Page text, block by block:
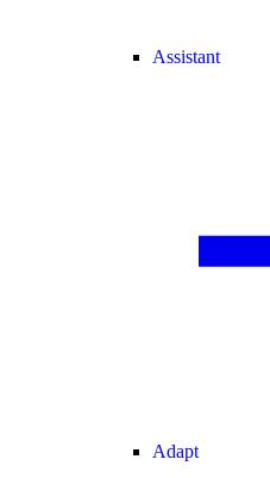
Assistant
Adapt